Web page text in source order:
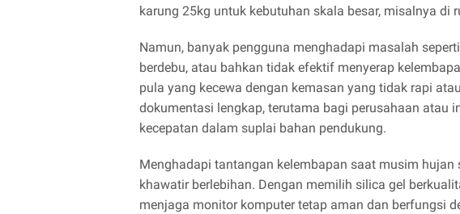
karung 25kg untuk kebutuhan skala besar, misalnya di
Namun, banyak pengguna menghadapi masalah
berdebu, atau bahkan tidak efektif menyerap
pula yang kecewa dengan kemasan yang tidak rapi
dokumentasi lengkap, terutama bagi perusahaan atau
kecepatan dalam suplai bahan pendukung.
Menghadapi tantangan kelembapan saat musim hujan
khawatir berlebihan. Dengan memilih silica gel
menjaga monitor komputer tetap aman dan berfungsi